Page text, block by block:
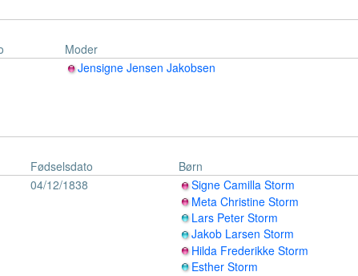
Moder
Jensigne Jensen Jakobsen
Fødselsdato
Børn
04/12/1838
Signe Camilla Storm
Meta Christine Storm
Lars Peter Storm
Jakob Larsen Storm
Hilda Frederikke Storm
Esther Storm